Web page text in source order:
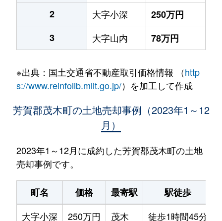
2
大字小深
250万円
3
大字山内 78万円
※出典：国土交通省不動産取引価格情報 （http
s://www.reinfolib.mlit.go.jp/）を加工して作成
芳賀郡茂木町の土地売却事例（2023年1～12
月）
2023年1～12月に成約した芳賀郡茂木町の土地
売却事例です。
町名 価格 最寄駅 駅徒歩
大字小深
250万円 茂木 徒歩1時間45分